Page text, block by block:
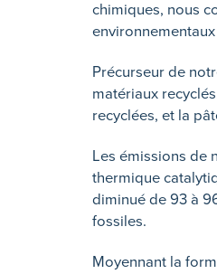
chimiques, nous
Précurseur de
matériaux
recyclées, et la
Les émissions de
thermique
diminué de 93 à
fossiles.
Moyennant la